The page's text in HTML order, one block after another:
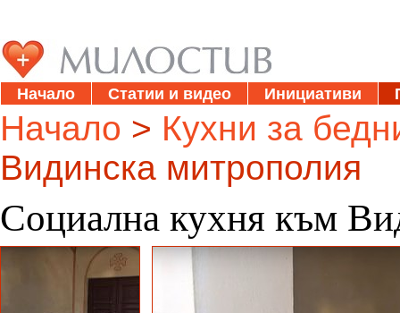
Начало Статии и видео Инициативи
Начало > Кухни за
Видинска митрополия
Социална кухня към